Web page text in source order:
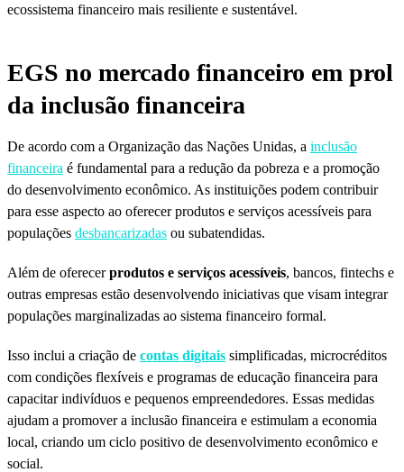
ecossistema financeiro mais resiliente e sustentável.
EGS no mercado financeiro em prol
da inclusão financeira
De acordo com a Organização das Nações Unidas, a inclusão
financeira é fundamental para a redução da pobreza e a promoção
do desenvolvimento econômico. As instituições podem contribuir
para esse aspecto ao oferecer produtos e serviços acessíveis para
populações desbancarizadas ou subatendidas.
Além de oferecerprodutos e serviços acessíveis, bancos, fintechs e
outras empresas estão desenvolvendo iniciativas que visam integrar
populações marginalizadas ao sistema financeiro formal.
Isso inclui a criação de contas digitais simplificadas, microcréditos
com condições flexíveis e programas de educação financeira para
capacitar indivíduos e pequenos empreendedores. Essas medidas
ajudam a promover a inclusão financeira e estimulam a economia
local, criando um ciclo positivo de desenvolvimento econômico e
social.